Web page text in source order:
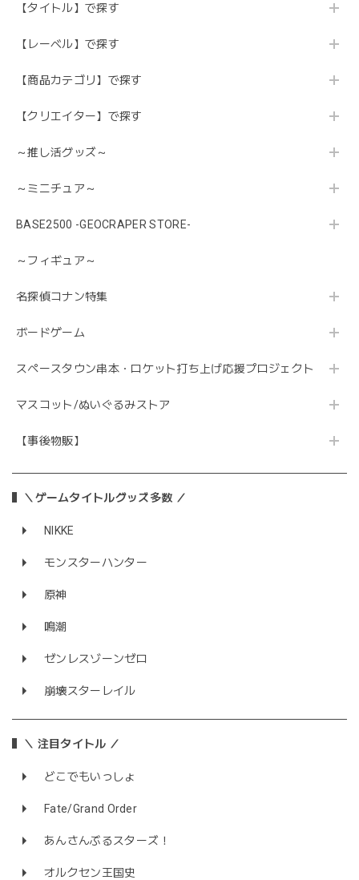
【タイトル】で探す
【レーベル】で探す
【商品カテゴリ】で探す
【クリエイター】で探す
～推し活グッズ～
～ミニチュア～
BASE2500 -GEOCRAPER STORE-
～フィギュア～
名探偵コナン特集
ボードゲーム
スペースタウン串本・ロケット打ち上げ応援プロジェクト
マスコット/ぬいぐるみストア
【事後物販】
＼ゲームタイトルグッズ多数 ／
NIKKE
モンスターハンター
原神
鳴潮
ゼンレスゾーンゼロ
崩壊スターレイル
＼ 注目タイトル ／
どこでもいっしょ
Fate/Grand Order
あんさんぶるスターズ！
オルクセン王国史